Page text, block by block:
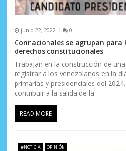
junio 22, 2022 0
Connacionales se agrupan para
derechos constitucionales
Trabajan en la construcción de
registrar a los venezolanos en la
primarias y presidenciales del
contribuir a la salida de la
READ MORE
#NOTICIA OPINIÓN